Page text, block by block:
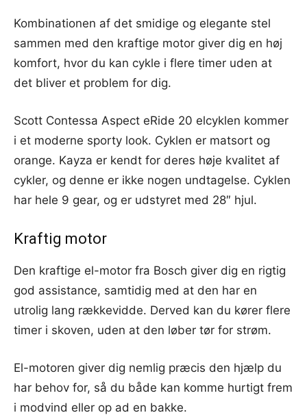
Kombinationen af det smidige og elegante stel
sammen med den kraftige motor giver dig en høj
komfort, hvor du kan cykle i flere timer uden at
det bliver et problem for dig.
Scott Contessa Aspect eRide 20 elcyklen kommer
i et moderne sporty look. Cyklen er matsort og
orange. Kayza er kendt for deres høje kvalitet af
cykler, og denne er ikke nogen undtagelse. Cyklen
har hele 9 gear, og er udstyret med 28″ hjul.
Kraftig motor
Den kraftige el-motor fra Bosch giver dig en rigtig
god assistance, samtidig med at den har en
utrolig lang rækkevidde. Derved kan du kører flere
timer i skoven, uden at den løber tør for strøm.
El-motoren giver dig nemlig præcis den hjælp du
har behov for, så du både kan komme hurtigt frem
i modvind eller op ad en bakke.